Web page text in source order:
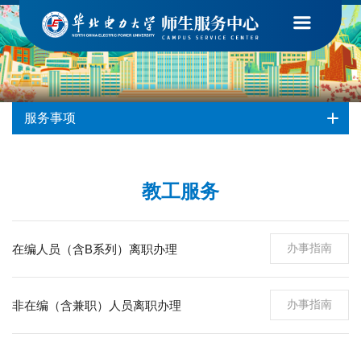
首页 - 服务事项 - 教工服务
服务事项
教工服务
办事指南
在编人员（含B系列）离职办理
办事指南
非在编（含兼职）人员离职办理